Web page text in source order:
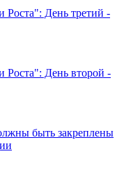
Роста": День третий -
Роста": День второй -
быть закреплены